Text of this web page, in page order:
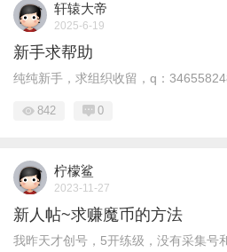
轩辕大帝
2025-6-19
新手求帮助
纯纯新手，求组织收留，q：
842 0
柠檬鲨
2023-11-27
新人帖~求赚魔币的方法
我昨天才创号，5开练级，没有采集号